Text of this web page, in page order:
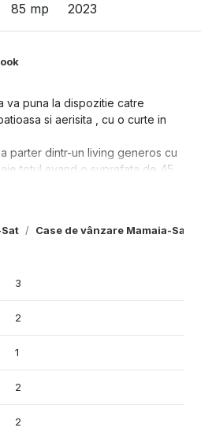
85 mp 2023
Case de vânzare Mamaia-Sat
va puna la dispozitie catre
si aerisita , cu o curte in
parter dintr-un living generos cu
totul avand o suprafata de 45
+baie avand o suprafata
, totul nou , de la electrosnice
3
2
1
2
2